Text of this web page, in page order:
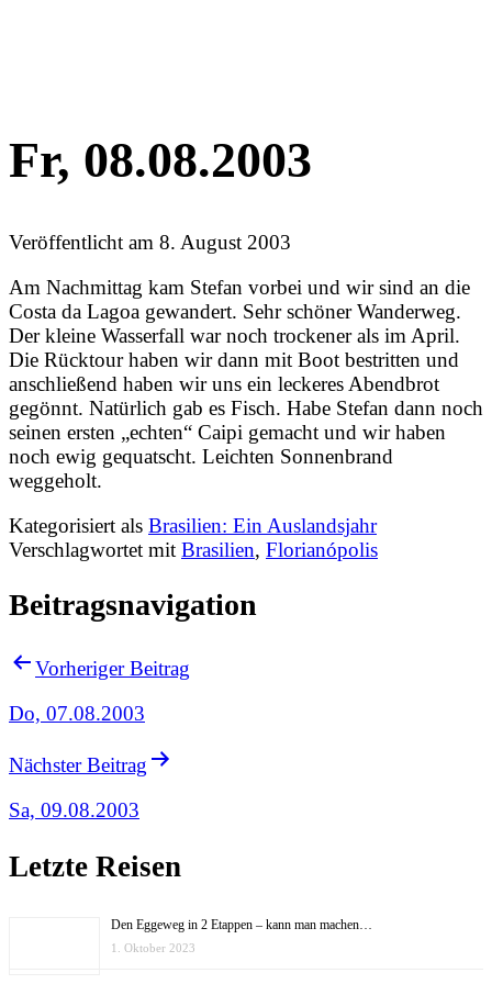
Fr, 08.08.2003
Veröffentlicht am 8. August 2003
Am Nachmittag kam Stefan vorbei und wir sind an die
Costa da Lagoa gewandert. Sehr schöner Wanderweg.
Der kleine Wasserfall war noch trockener als im April.
Die Rücktour haben wir dann mit Boot bestritten und
anschließend haben wir uns ein leckeres Abendbrot
gegönnt. Natürlich gab es Fisch. Habe Stefan dann noch
seinen ersten „echten“ Caipi gemacht und wir haben
noch ewig gequatscht. Leichten Sonnenbrand
weggeholt.
Kategorisiert als Brasilien: Ein Auslandsjahr
Verschlagwortet mit Brasilien, Florianópolis
Beitragsnavigation
Vorheriger Beitrag
Do, 07.08.2003
Nächster Beitrag
Sa, 09.08.2003
Letzte Reisen
Den Eggeweg in 2 Etappen – kann man machen…
1. Oktober 2023